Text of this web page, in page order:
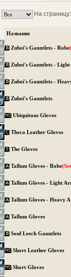
На
Название
Zubei's Gauntlets - Robe
Zubei's Gauntlets -
Zubei's Gauntlets -
Zubei's Gauntlets
Ubiquitous Gloves
Theca Leather Gloves
The Gloves
Tallum Gloves - Robe
Tallum Gloves - Light
Tallum Gloves - Heavy
Tallum Gloves
Soul Leech Gauntlets
Short Leather Gloves
Short Gloves